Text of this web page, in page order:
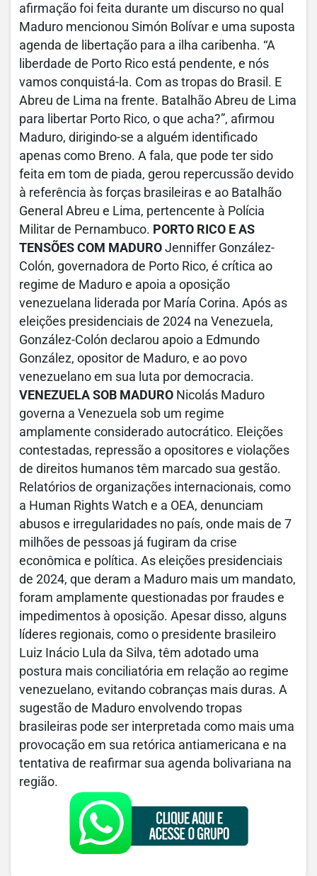
afirmação foi feita durante um discurso no qual
Maduro mencionou Simón Bolívar e uma suposta
agenda de libertação para a ilha caribenha. “A
liberdade de Porto Rico está pendente, e nós
vamos conquistá-la. Com as tropas do Brasil. E
Abreu de Lima na frente. Batalhão Abreu de Lima
para libertar Porto Rico, o que acha?”, afirmou
Maduro, dirigindo-se a alguém identificado
apenas como Breno. A fala, que pode ter sido
feita em tom de piada, gerou repercussão devido
à referência às forças brasileiras e ao Batalhão
General Abreu e Lima, pertencente à Polícia
Militar de Pernambuco. PORTO RICO E AS
TENSÕES COM MADURO Jenniffer González-
Colón, governadora de Porto Rico, é crítica ao
regime de Maduro e apoia a oposição
venezuelana liderada por María Corina. Após as
eleições presidenciais de 2024 na Venezuela,
González-Colón declarou apoio a Edmundo
González, opositor de Maduro, e ao povo
venezuelano em sua luta por democracia.
VENEZUELA SOB MADURO Nicolás Maduro
governa a Venezuela sob um regime
amplamente considerado autocrático. Eleições
contestadas, repressão a opositores e violações
de direitos humanos têm marcado sua gestão.
Relatórios de organizações internacionais, como
a Human Rights Watch e a OEA, denunciam
abusos e irregularidades no país, onde mais de 7
milhões de pessoas já fugiram da crise
econômica e política. As eleições presidenciais
de 2024, que deram a Maduro mais um mandato,
foram amplamente questionadas por fraudes e
impedimentos à oposição. Apesar disso, alguns
líderes regionais, como o presidente brasileiro
Luiz Inácio Lula da Silva, têm adotado uma
postura mais conciliatória em relação ao regime
venezuelano, evitando cobranças mais duras. A
sugestão de Maduro envolvendo tropas
brasileiras pode ser interpretada como mais uma
provocação em sua retórica antiamericana e na
tentativa de reafirmar sua agenda bolivariana na
região.